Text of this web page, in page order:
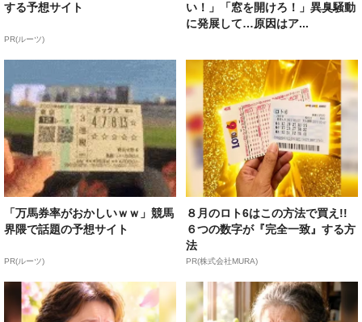
する予想サイト
PR(ルーツ)
い！」「窓を開けろ！」異臭騒動
に発展して…原因はア...
「万馬券率がおかしいｗｗ」競馬
界隈で話題の予想サイト
PR(ルーツ)
８月のロト6はこの方法で買え!!
６つの数字が『完全一致』する方
法
PR(株式会社MURA)